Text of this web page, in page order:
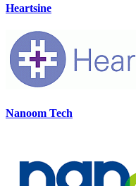
Heartsine
Nanoom Tech